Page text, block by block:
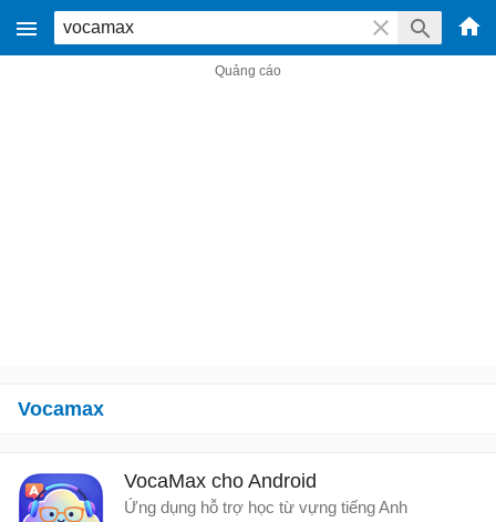
Vocamax
VocaMax cho Android
Ứng dụng hỗ trợ học từ vựng tiếng Anh